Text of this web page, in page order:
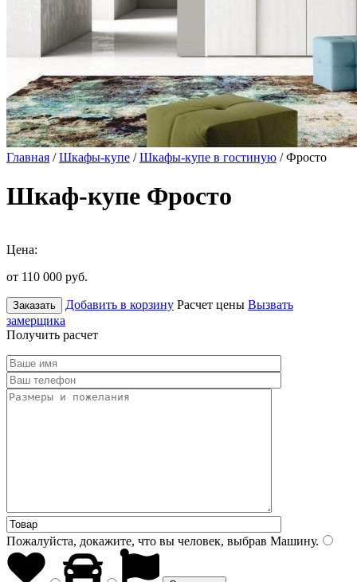
Главная /Шкафы-купе /Шкафы-купе в гостиную / Фросто
Шкаф-купе Фросто
Цена:
от 110 000 руб.
Заказать Добавить в корзину Расчет цены Вызвать
замерщика
Получить расчет
Пожалуйста, докажите, что вы человек, выбрав Машину.